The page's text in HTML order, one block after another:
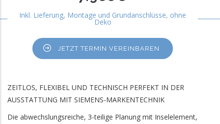
Inkl. Lieferung, Montage und Grundanschlüsse, ohne
Deko
JETZT TERMIN VEREINBAREN
ZEITLOS, FLEXIBEL UND TECHNISCH PERFEKT IN DER
AUSSTATTUNG MIT SIEMENS-MARKENTECHNIK
Die abwechslungsreiche, 3-teilige Planung mit Inselelement,